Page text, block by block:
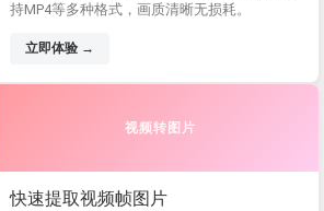
持MP4等多种格式，画质清晰无损耗。
立即体验 →
视频转图片
快速提取视频帧图片